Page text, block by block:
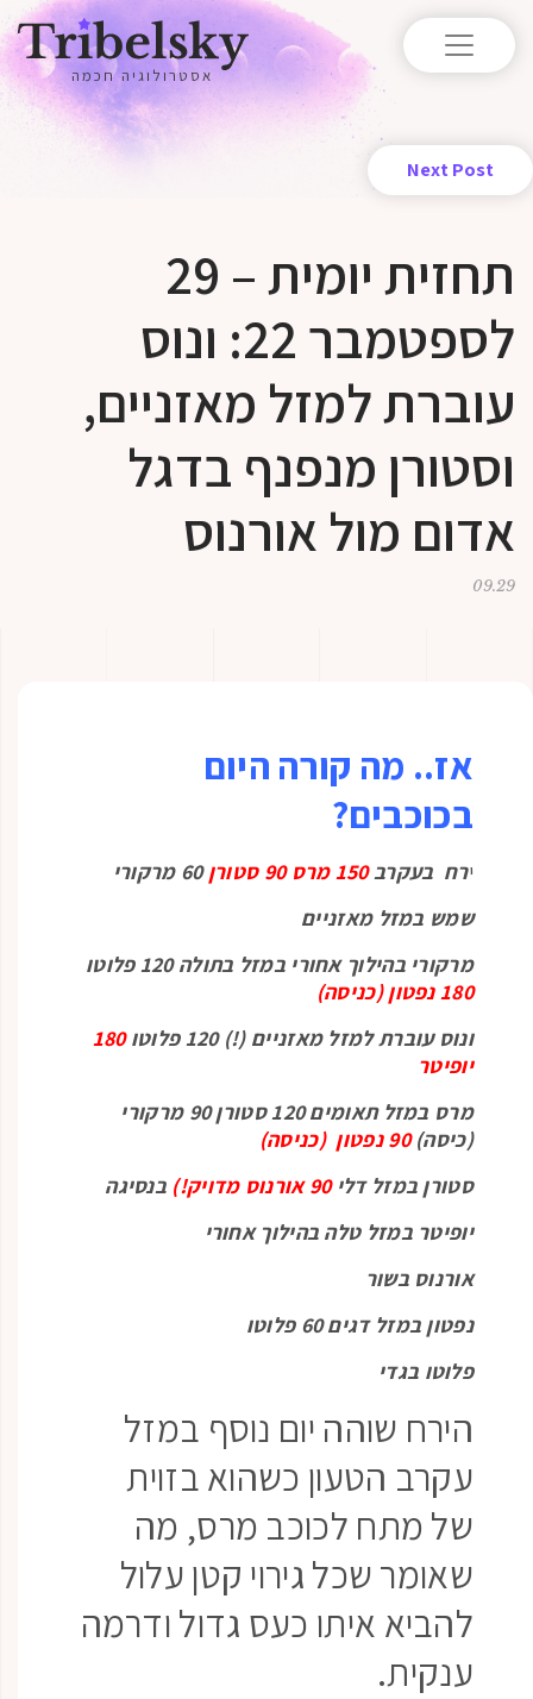
אסטרולוגיה חכמה
Next Post
תחזית יומית – 29
לספטמבר 22: ונוס
עוברת למזל מאזניים,
וסטורן מנפנף בדגל
אדום מול אורנוס
09.29
אז.. מה קורה היום
בכוכבים?
ירח בעקרב150 מרס 90 סטורן
60 מרקורי
שמש במזל מאזניים
מרקורי בהילוך אחורי במזל בתולה 120 פלוטו
180 נפטון (כניסה)
ונוס עוברת למזל מאזניים (!) 120 פלוטו
180
יופיטר
מרס במזל תאומים 120 סטורן 90 מרקורי
(כיסה)90 נפטון (כניסה)
סטורן במזל דלי 90 אורנוס מדויק!)
בנסיגה
יופיטר במזל טלה בהילוך אחורי
אורנוס בשור
נפטון במזל דגים 60 פלוטו
פלוטו בגדי
הירח שוהה יום נוסף במזל
עקרב הטעון כשהוא בזוית
של מתח לכוכב מרס, מה
שאומר שכל גירוי קטן עלול
להביא איתו כעס גדול ודרמה
ענקית.